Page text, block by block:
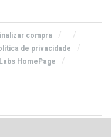
compra
de privacidade
HomePage